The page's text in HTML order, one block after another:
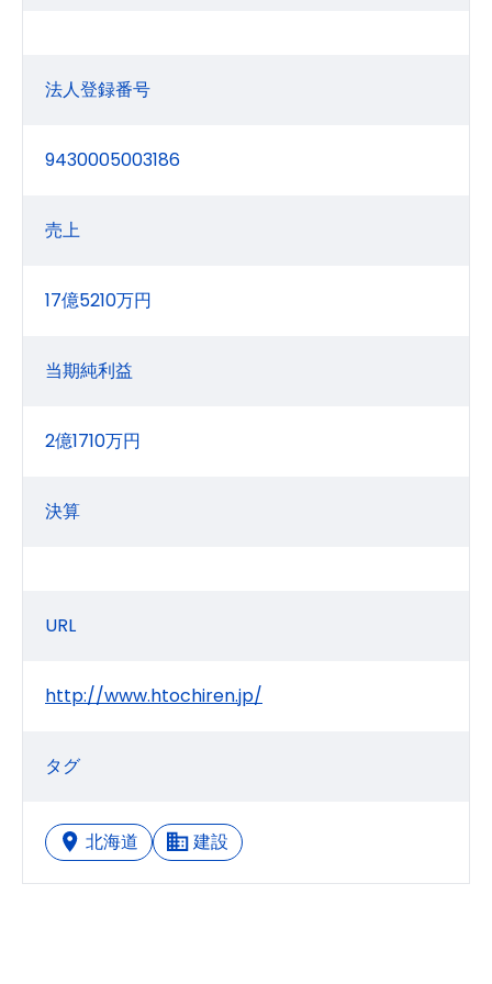
法人登録番号
9430005003186
売上
17億5210万円
当期純利益
2億1710万円
決算
URL
http://www.htochiren.jp/
タグ
北海道 建設